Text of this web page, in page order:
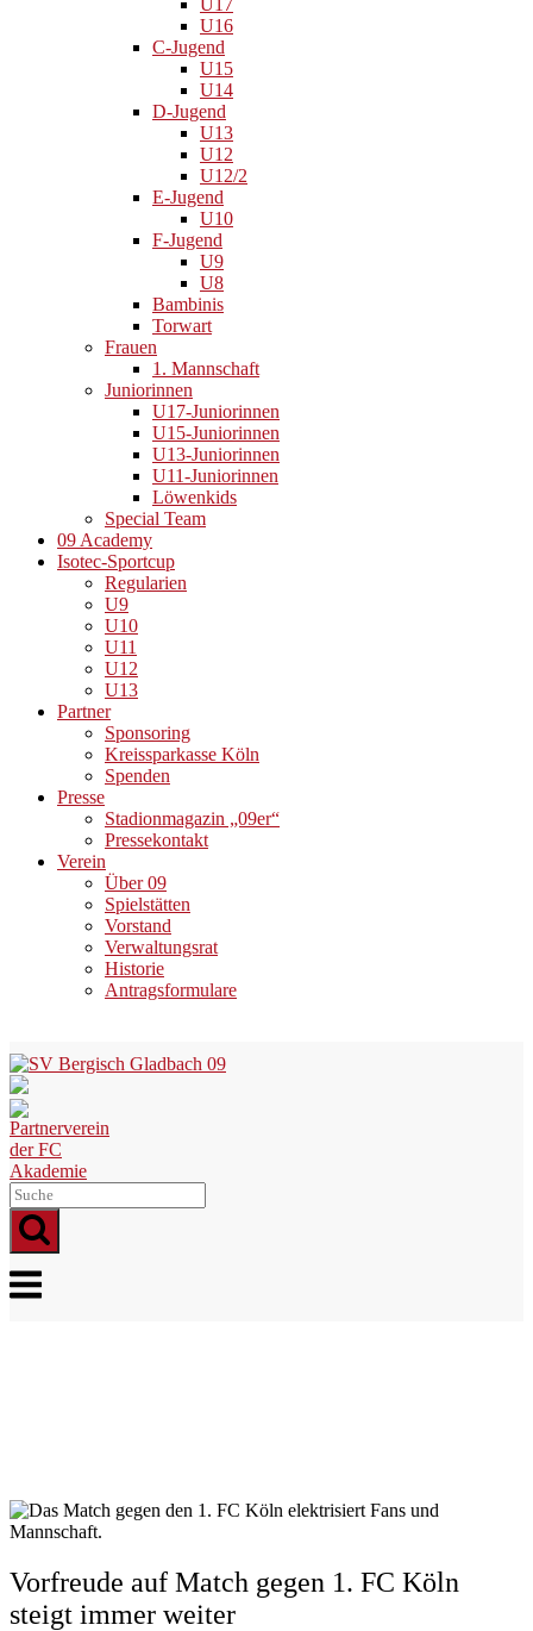
U17
U16
C-Jugend
U15
U14
D-Jugend
U13
U12
U12/2
E-Jugend
U10
F-Jugend
U9
U8
Bambinis
Torwart
Frauen
1. Mannschaft
Juniorinnen
U17-Juniorinnen
U15-Juniorinnen
U13-Juniorinnen
U11-Juniorinnen
Löwenkids
Special Team
09 Academy
Isotec-Sportcup
Regularien
U9
U10
U11
U12
U13
Partner
Sponsoring
Kreissparkasse Köln
Spenden
Presse
Stadionmagazin „09er“
Pressekontakt
Verein
Über 09
Spielstätten
Vorstand
Verwaltungsrat
Historie
Antragsformulare
Skip
to
content
Menu
Vorfreude auf Match gegen 1. FC Köln
steigt immer weiter